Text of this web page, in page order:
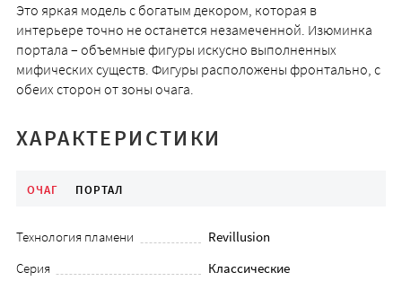
Это яркая модель с богатым декором, которая в
интерьере точно не останется незамеченной. Изюминка
портала – объемные фигуры искусно выполненных
мифических существ. Фигуры расположены фронтально, с
обеих сторон от зоны очага.
ХАРАКТЕРИСТИКИ
ОЧАГ ПОРТАЛ
Технология пламени
Revillusion
Серия
Классические